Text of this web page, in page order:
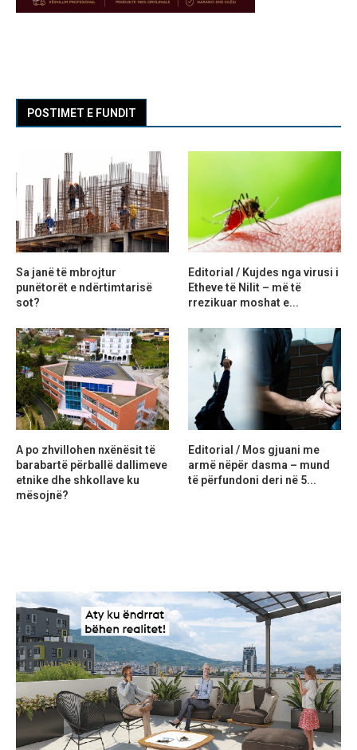
POSTIMET E FUNDIT
Sa janë të mbrojtur
punëtorët e ndërtimtarisë
sot?
Editorial / Kujdes nga virusi i
Etheve të Nilit – më të
rrezikuar moshat e...
A po zhvillohen nxënësit të
barabartë përballë dallimeve
etnike dhe shkollave ku
mësojnë?
Editorial / Mos gjuani me
armë nëpër dasma – mund
të përfundoni deri në 5...